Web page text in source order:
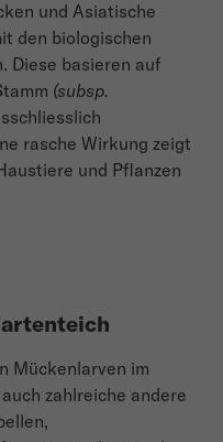
und Asiatische
den biologischen
Diese basieren auf
(subsp.
rasche Wirkung zeigt
und Pflanzen
Mückenlarven im
zahlreiche andere